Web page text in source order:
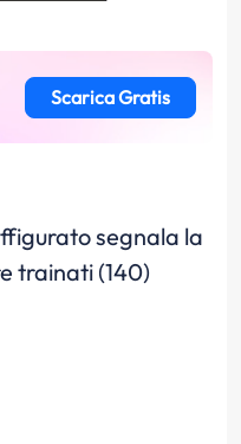
Scarica Gratis
segnala la
trainati (140)